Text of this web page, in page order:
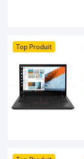
Top Produit